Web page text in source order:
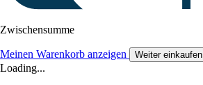
Zwischensumme
Meinen Warenkorb anzeigen Weiter einkaufen
Loading...